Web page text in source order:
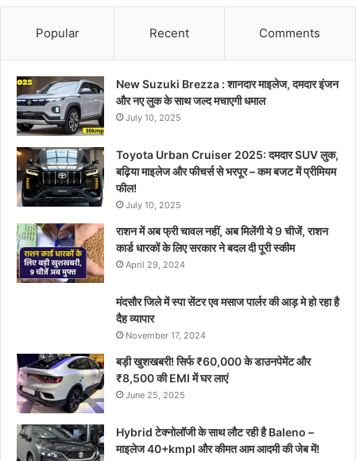
Popular Recent Comments
New Suzuki Brezza : शानदार माइलेज, दमदार इंजन
और नए लुक के साथ जल्द मचाएगी धमाल
July 10, 2025
Toyota Urban Cruiser 2025: दमदार SUV लुक,
बढ़िया माइलेज और फीचर्स से भरपूर – कम बजट में प्रीमियम
फील!
July 10, 2025
राशन में अब फ्री चावल नहीं, अब मिलेंगी ये 9 चीजें, राशन
कार्ड धारकों के लिए सरकार ने बदल दी पूरी स्कीम
April 29, 2024
मंदसौर जिले में स्पा सेंटर एव मसाज पार्लर की आड़ मे हो रहा है
दैह व्यापार
November 17, 2024
बड़ी खुशखबरी! सिर्फ ₹60,000 के डाउनपेमेंट और
₹8,500 की EMI में घर लाएं
June 25, 2025
Hybrid टेक्नोलॉजी के साथ लौट रही है Baleno –
माइलेज 40+kmpl और कीमत आम आदमी की जेब में!